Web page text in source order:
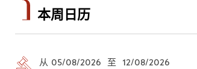
本周日历
从 05/08/2026 至 12/08/2026